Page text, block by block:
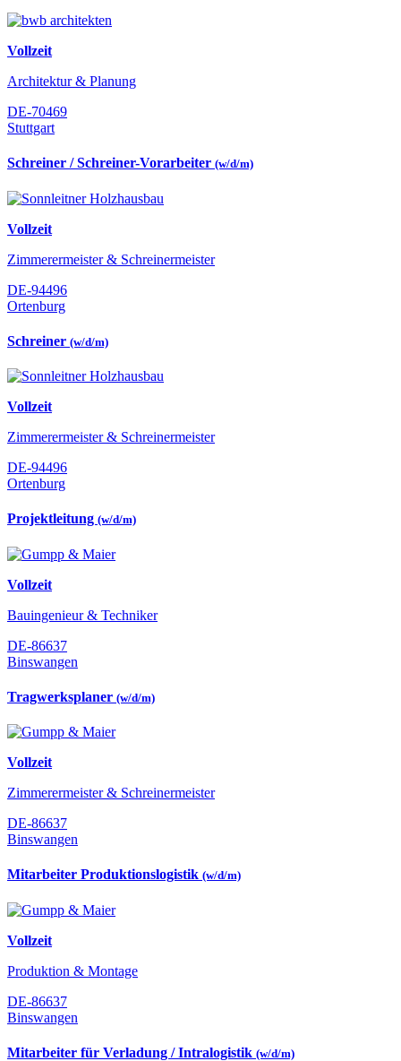
Vollzeit
Architektur & Planung
DE-70469
Stuttgart
Schreiner / Schreiner-Vorarbeiter (w/d/m)
Vollzeit
Zimmerermeister & Schreinermeister
DE-94496
Ortenburg
Schreiner (w/d/m)
Vollzeit
Zimmerermeister & Schreinermeister
DE-94496
Ortenburg
Projektleitung (w/d/m)
Vollzeit
Bauingenieur & Techniker
DE-86637
Binswangen
Tragwerksplaner (w/d/m)
Vollzeit
Zimmerermeister & Schreinermeister
DE-86637
Binswangen
Mitarbeiter Produktionslogistik (w/d/m)
Vollzeit
Produktion & Montage
DE-86637
Binswangen
Mitarbeiter für Verladung / Intralogistik (w/d/m)